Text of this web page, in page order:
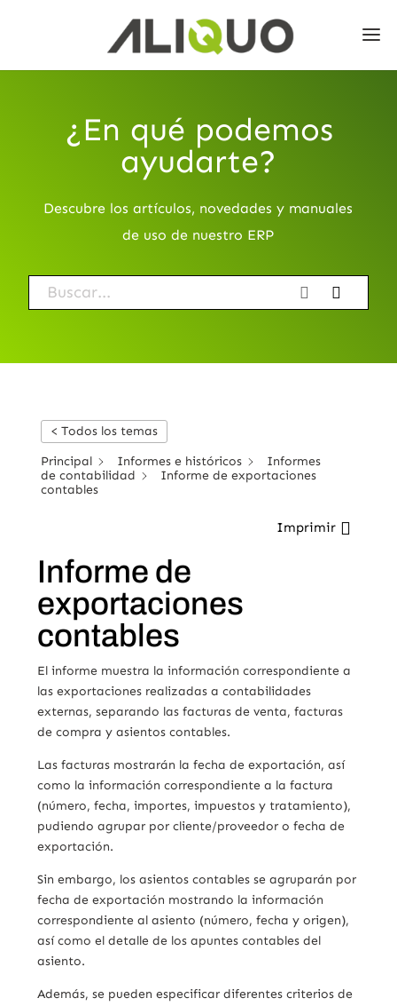
¿En qué podemos
ayudarte?
Descubre los artículos, novedades y manuales
de uso de nuestro ERP
< Todos los temas
Principal Informes e históricos
Informes
de contabilidad
Informe de exportaciones
contables
Imprimir
Informe de
exportaciones
contables
El informe muestra la información correspondiente a
las exportaciones realizadas a contabilidades
externas, separando las facturas de venta, facturas
de compra y asientos contables.
Las facturas mostrarán la fecha de exportación, así
como la información correspondiente a la factura
(número, fecha, importes, impuestos y tratamiento),
pudiendo agrupar por cliente/proveedor o fecha de
exportación.
Sin embargo, los asientos contables se agruparán por
fecha de exportación mostrando la información
correspondiente al asiento (número, fecha y origen),
así como el detalle de los apuntes contables del
asiento.
Además, se pueden especificar diferentes criterios de